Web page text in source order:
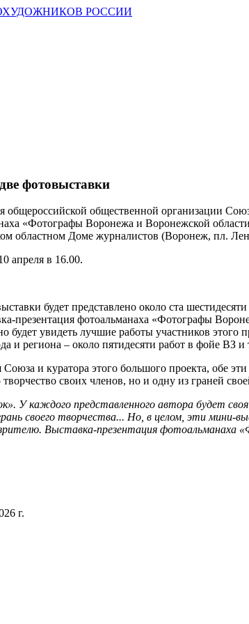
РОССИИ
фотовыставки
общероссийской общественной организации
«Фотографы Воронежа и Воронежской
областном Доме журналистов (Воронеж, пл.
апреля в 16.00.
будет представлено около ста
презентация фотоальманаха «Фотографы
увидеть лучшие работы участников
и региона – около пятидесяти работ в фойе ВЗ
и куратора этого большого проекта, обе эти
своих членов, но и одну из граней
У каждого представленного автора будет
своего творчества... Но, в целом, эти мини-
Выставка-презентация фотоальманаха
г.